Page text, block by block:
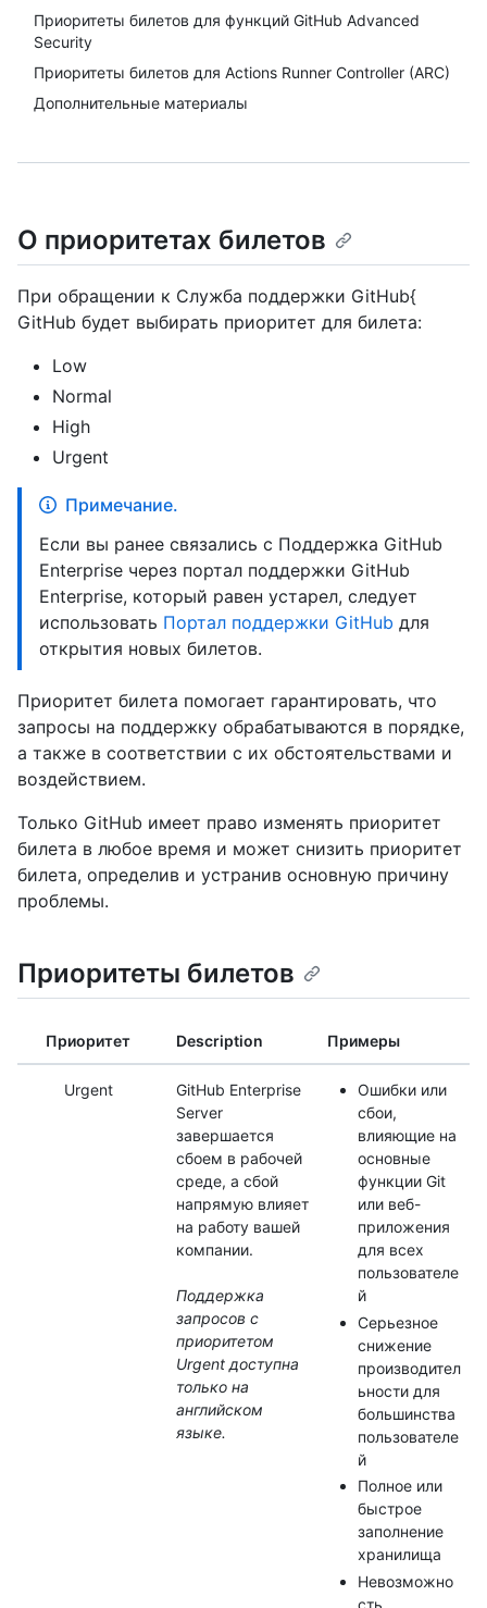
Приоритеты билетов для функций GitHub Advanced
Security
Приоритеты билетов для Actions Runner Controller (ARC)
Дополнительные материалы
О приоритетах билетов
При обращении к Служба поддержки GitHub{
GitHub будет выбирать приоритет для билета:
Low
Normal
High
Urgent
Примечание.
Если вы ранее связались с Поддержка GitHub
Enterprise через портал поддержки GitHub
Enterprise, который равен устарел, следует
использовать Портал поддержки GitHub для
открытия новых билетов.
Приоритет билета помогает гарантировать, что
запросы на поддержку обрабатываются в порядке,
а также в соответствии с их обстоятельствами и
воздействием.
Только GitHub имеет право изменять приоритет
билета в любое время и может снизить приоритет
билета, определив и устранив основную причину
проблемы.
Приоритеты билетов
Приоритет Description Примеры
Urgent
GitHub Enterprise
Server
завершается
сбоем в рабочей
среде, а сбой
напрямую влияет
на работу вашей
компании.
Поддержка
запросов с
приоритетом
Urgent доступна
только на
английском
языке.
Ошибки или
сбои,
влияющие на
основные
функции Git
или веб-
приложения
для всех
пользователе
й
Серьезное
снижение
производител
ьности для
большинства
пользователе
й
Полное или
быстрое
заполнение
хранилища
Невозможно
сть